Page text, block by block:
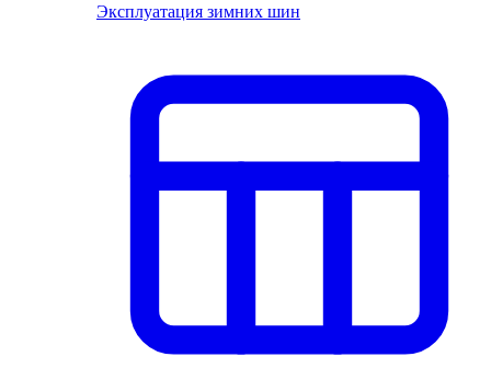
Эксплуатация зимних шин